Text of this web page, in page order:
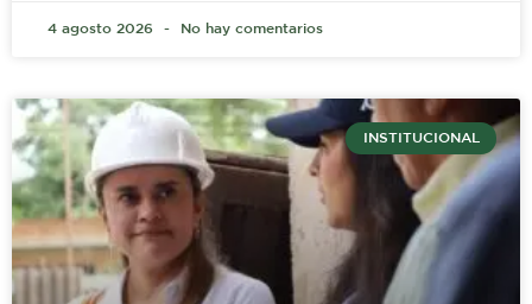
4 agosto 2026 No hay comentarios
INSTITUCIONAL